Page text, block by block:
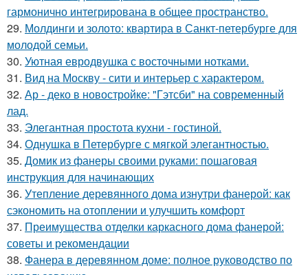
гармонично интегрирована в общее пространство.
29. Молдинги и золото: квартира в Санкт-петербурге для
молодой семьи.
30. Уютная евродвушка с восточными нотками.
31. Вид на Москву - сити и интерьер с характером.
32. Ар - деко в новостройке: "Гэтсби" на современный
лад.
33. Элегантная простота кухни - гостиной.
34. Однушка в Петербурге с мягкой элегантностью.
35. Домик из фанеры своими руками: пошаговая
инструкция для начинающих
36. Утепление деревянного дома изнутри фанерой: как
сэкономить на отоплении и улучшить комфорт
37. Преимущества отделки каркасного дома фанерой:
советы и рекомендации
38. Фанера в деревянном доме: полное руководство по